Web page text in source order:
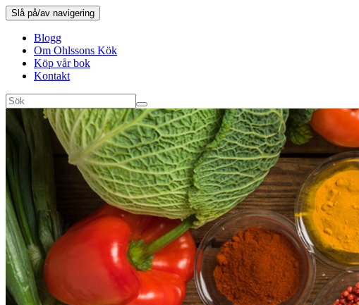
Slå på/av navigering
Blogg
Om Ohlssons Kök
Köp vår bok
Kontakt